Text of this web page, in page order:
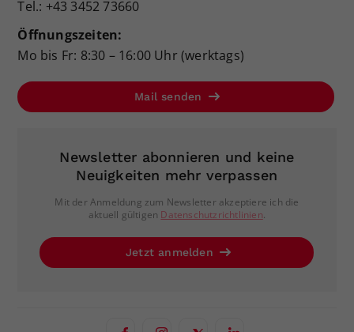
Tel.: +43 3452 73660
Öffnungszeiten:
Mo bis Fr: 8:30 – 16:00 Uhr (werktags)
Mail senden
Newsletter abonnieren und keine
Neuigkeiten mehr verpassen
Mit der Anmeldung zum Newsletter akzeptiere ich die
aktuell gültigen Datenschutzrichtlinien.
Jetzt anmelden